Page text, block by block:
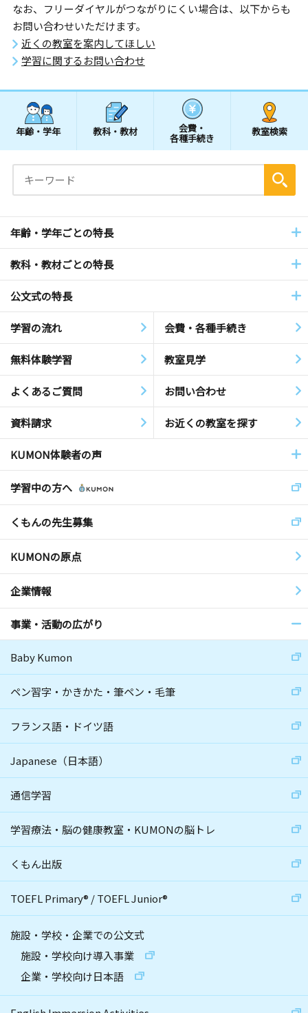
なお、フリーダイヤルがつながりにくい場合は、以下からも
お問い合わせいただけます。
近くの教室を案内してほしい
学習に関するお問い合わせ
年齢・学年 教科・教材 会費・
各種手続き
教室検索
年齢・学年ごとの特長
教科・教材ごとの特長
公文式の特長
学習の流れ 会費・各種手続き
無料体験学習 教室見学
よくあるご質問 お問い合わせ
資料請求 お近くの教室を探す
KUMON体験者の声
学習中の方へ
くもんの先生募集
KUMONの原点
企業情報
事業・活動の広がり
Baby Kumon
ペン習字・かきかた・筆ペン・毛筆
フランス語・ドイツ語
Japanese（日本語）
通信学習
学習療法・脳の健康教室・KUMONの脳トレ
くもん出版
TOEFL Primary® /TOEFL Junior®
施設・学校・企業での公文式
施設・学校向け導入事業
企業・学校向け日本語